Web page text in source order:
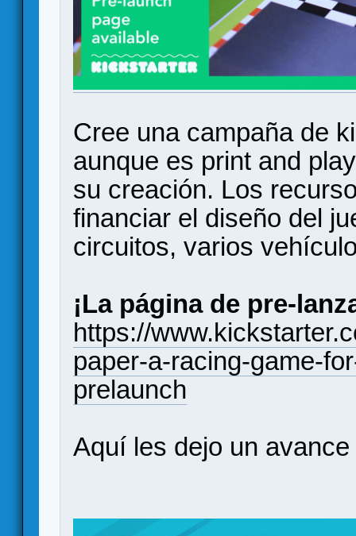
Cree una campaña de
aunque es print and
su creación. Los
financiar el diseño del
circuitos, varios
¡La página de pre-
https://
paper-a-racing-game-
prelaunch
Aquí les dejo un